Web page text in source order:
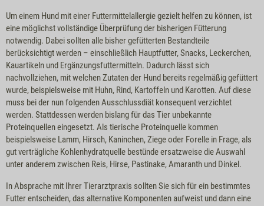
Um einem Hund mit einer Futtermittelallergie gezielt helfen zu können, ist
eine möglichst vollständige Überprüfung der bisherigen Fütterung
notwendig. Dabei sollten alle bisher gefütterten Bestandteile
berücksichtigt werden – einschließlich Hauptfutter, Snacks, Leckerchen,
Kauartikeln und Ergänzungsfuttermitteln. Dadurch lässt sich
nachvollziehen, mit welchen Zutaten der Hund bereits regelmäßig gefüttert
wurde, beispielsweise mit Huhn, Rind, Kartoffeln und Karotten. Auf diese
muss bei der nun folgenden Ausschlussdiät konsequent verzichtet
werden. Stattdessen werden bislang für das Tier unbekannte
Proteinquellen eingesetzt. Als tierische Proteinquelle kommen
beispielsweise Lamm, Hirsch, Kaninchen, Ziege oder Forelle in Frage, als
gut verträgliche Kohlenhydratquelle bestünde ersatzweise die Auswahl
unter anderem zwischen Reis, Hirse, Pastinake, Amaranth und Dinkel.
In Absprache mit Ihrer Tierarztpraxis sollten Sie sich für ein bestimmtes
Futter entscheiden, das alternative Komponenten aufweist und dann eine